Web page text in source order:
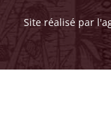
Site réalisé par l'